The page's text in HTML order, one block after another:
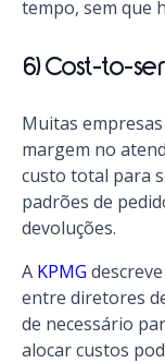
tempo, sem que
6) Cost-to-
Muitas
margem no
custo total para
padrões de
devoluções.
A KPMG
entre diretores
de necessário
alocar custos